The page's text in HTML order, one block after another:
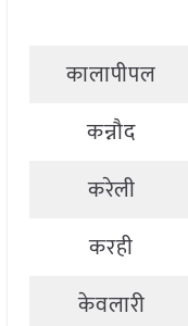
कालापीपल
कन्नौद
करेली
करही
केवलारी